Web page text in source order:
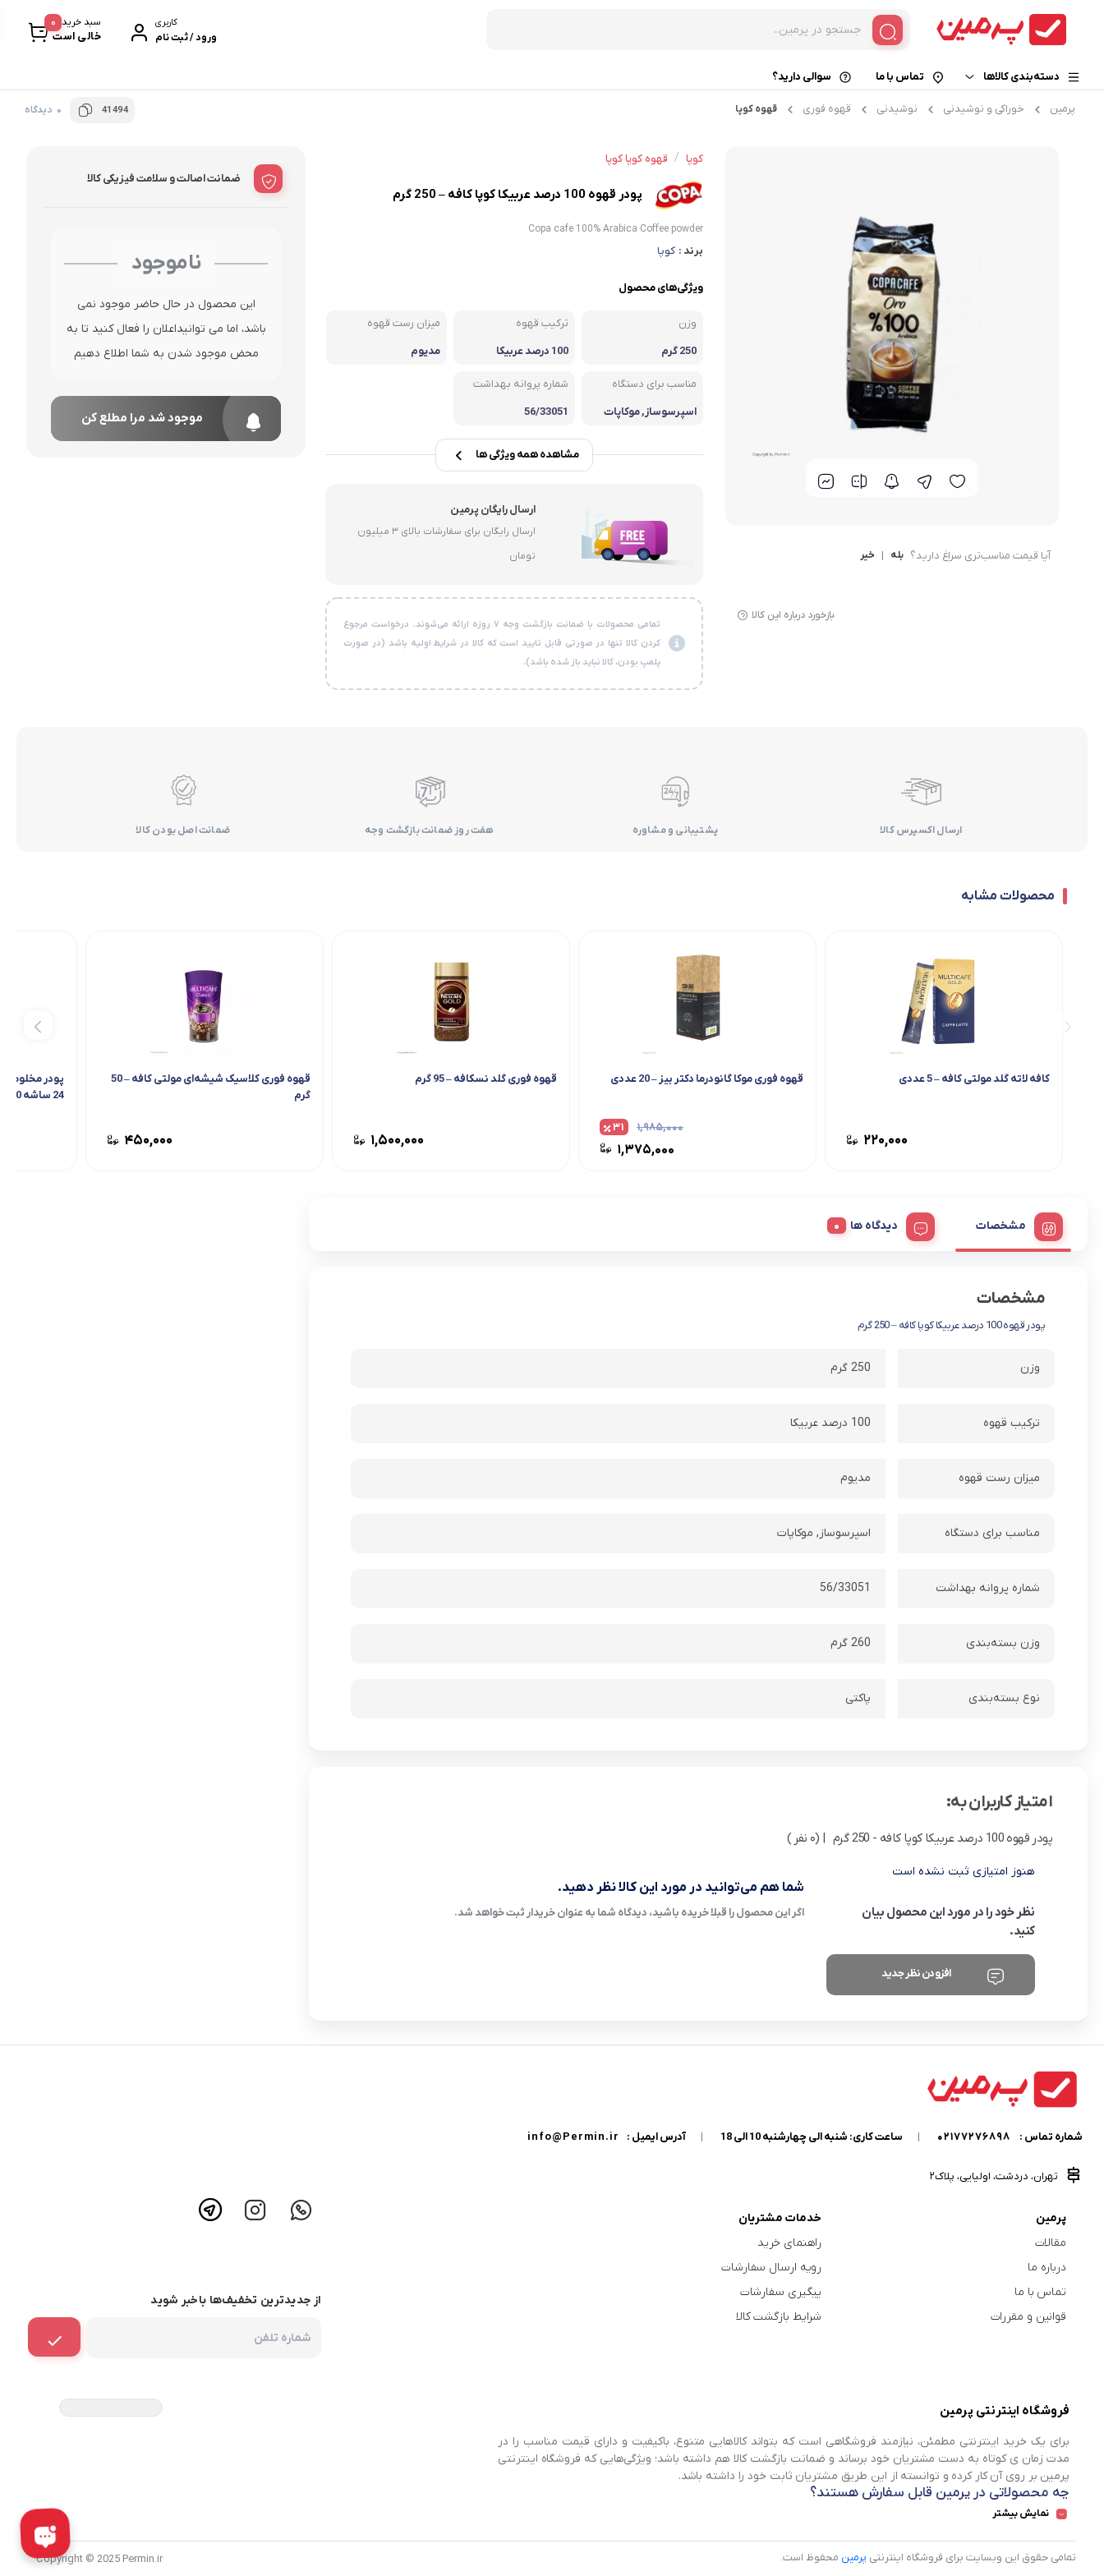
کاربری
ورود / ثبت نام
سبد خرید
خالی است
0
دسته‌بندی کالاها
صبحانه
عسل
شکلات صبحانه
میان وعده و غلات
سبوس
پروتئین بار
تماس با ما سوالی دارید؟
پرمین خوراکی و نوشیدنی نوشیدنی قهوه فوری قهوه کوپا 41494 0 دیدگاه
آیا قیمت مناسب‌تری سراغ دارید؟ بله | خیر
بازخورد درباره این کالا
کوپا / قهوه کوپا کوپا
پودر قهوه 100 درصد عربیکا کوپا کافه – 250 گرم
Copa cafe 100% Arabica Coffee powder
برند : کوپا
ویژگی‌های محصول
وزن
250 گرم
ترکیب قهوه
100 درصد عربیکا
میزان رست قهوه
مدیوم
مناسب برای دستگاه
اسپرسوساز, موکاپات
شماره پروانه بهداشت
56/33051
مشاهده همه ویژگی ها
ارسال رایگان پرمین
ارسال رایگان برای سفارشات بالای ۳ میلیون
تومان
تمامی محصولات با ضمانت بازگشت وجه ۷ روزه ارائه می‌شوند. درخواست مرجوع
کردن کالا تنها در صورتی قابل تایید است که کالا در شرایط اولیه باشد (در صورت
پلمپ بودن، کالا نباید باز شده باشد).
ضمانت اصالت و سلامت فیزیکی کالا
ناموجود
این محصول در حال حاضر موجود نمی
باشد، اما می توانیداعلان را فعال کنید تا به
محض موجود شدن به شما اطلاع دهیم
موجود شد مرا مطلع کن
ارسال اکسپرس کالا پشتیبانی و مشاوره هفت روز ضمانت بازگشت وجه ضمانت اصل بودن کالا
محصولات مشابه
کافه لاته گلد مولتی کافه – 5 عددی
۲۲۰,۰۰۰
قهوه فوری موکا گانودرما دکتر بیز – 20 عددی
۱,۹۸۵,۰۰۰
۱,۳۷۵,۰۰۰
۳۱
قهوه فوری گلد نسکافه – 95 گرم
۱,۵۰۰,۰۰۰
قهوه فوری کلاسیک شیشه‌ای مولتی کافه – 50
گرم
۴۵۰,۰۰۰
24 ساشه 20 گرمی
مشخصات دیدگاه ها
مشخصات
پودر قهوه 100 درصد عربیکا کوپا کافه – 250 گرم
وزن 250 گرم
ترکیب قهوه 100 درصد عربیکا
میزان رست قهوه مدیوم
مناسب برای دستگاه اسپرسوساز, موکاپات
شماره پروانه بهداشت 56/33051
وزن بسته‌بندی 260 گرم
نوع بسته‌بندی پاکتی
امتیاز کاربران به:
پودر قهوه 100 درصد عربیکا کوپا کافه - 250 گرم | (0 نفر )
هنوز امتیازی ثبت نشده است
نظر خود را در مورد این محصول بیان
کنید.
افزودن نظر جدید
شما هم می‌توانید در مورد این کالا نظر دهید.
اگر این محصول را قبلا خریده باشید، دیدگاه شما به عنوان خریدار ثبت خواهد شد.
شماره تماس : 02177276898
| ساعت کاری: شنبه الی چهارشنبه 10 الی 18 | آدرس ایمیل : info@Permin.ir
تهران، دردشت، اولیایی، پلاک2
پرمین
مقالات
درباره ما
تماس با ما
قوانین و مقررات
خدمات مشتریان
راهنمای خرید
رویه ارسال سفارشات
پیگیری سفارشات
شرایط بازگشت کالا
از جدیدترین تخفیف‌ها باخبر شوید
فروشگاه اینترنتی پرمین
برای یک خرید اینترنتی مطمئن، نیازمند فروشگاهی است که بتواند کالاهایی متنوع، باکیفیت و دارای قیمت مناسب را در
مدت زمان ی کوتاه به دست مشتریان خود برساند و ضمانت بازگشت کالا هم داشته باشد؛ ویژگی‌هایی که فروشگاه اینترنتی
پرمین بر روی آن‌ کار کرده و توانسته از این طریق مشتریان ثابت خود را داشته باشد.
چه محصولاتی در پرمین قابل سفارش هستند؟
شما می‌توانید در تمامی روزهای هفته و تمامی شبانه روز پرمین که محصولات دارای تخفیف می‌شوند، سفارش خود را به
مجموعه‌های پرطرفدار محصولات پرمین شامل مواردی می‌شود که در ادامه به معرفی آن‌ها می‌پردازیم که امکان ارسال فوری
برای آن ها وجود دارد.
نمایش بیشتر
تمامی حقوق این وبسایت برای فروشگاه اینترنتی پرمین محفوظ است. Copyright © 2025 Permin.ir